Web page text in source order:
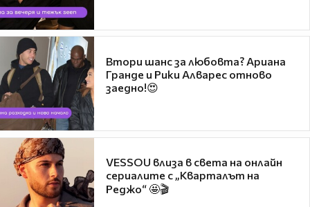
Втори шанс за любовта? Ариана
Гранде и Рики Алварес отново
заедно!😍
VESSOU влиза в света на онлайн
сериалите с „Кварталът на
Реджо“ 🤩🎬